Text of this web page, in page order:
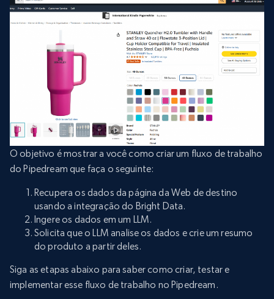
O objetivo é mostrar a você como criar um fluxo de trabalho
do Pipedream que faça o seguinte:
Recupera os dados da página da Web de destino
usando a integração do Bright Data.
Ingere os dados em um LLM.
Solicita que o LLM analise os dados e crie um resumo
do produto a partir deles.
Siga as etapas abaixo para saber como criar, testar e
implementar esse fluxo de trabalho no Pipedream.